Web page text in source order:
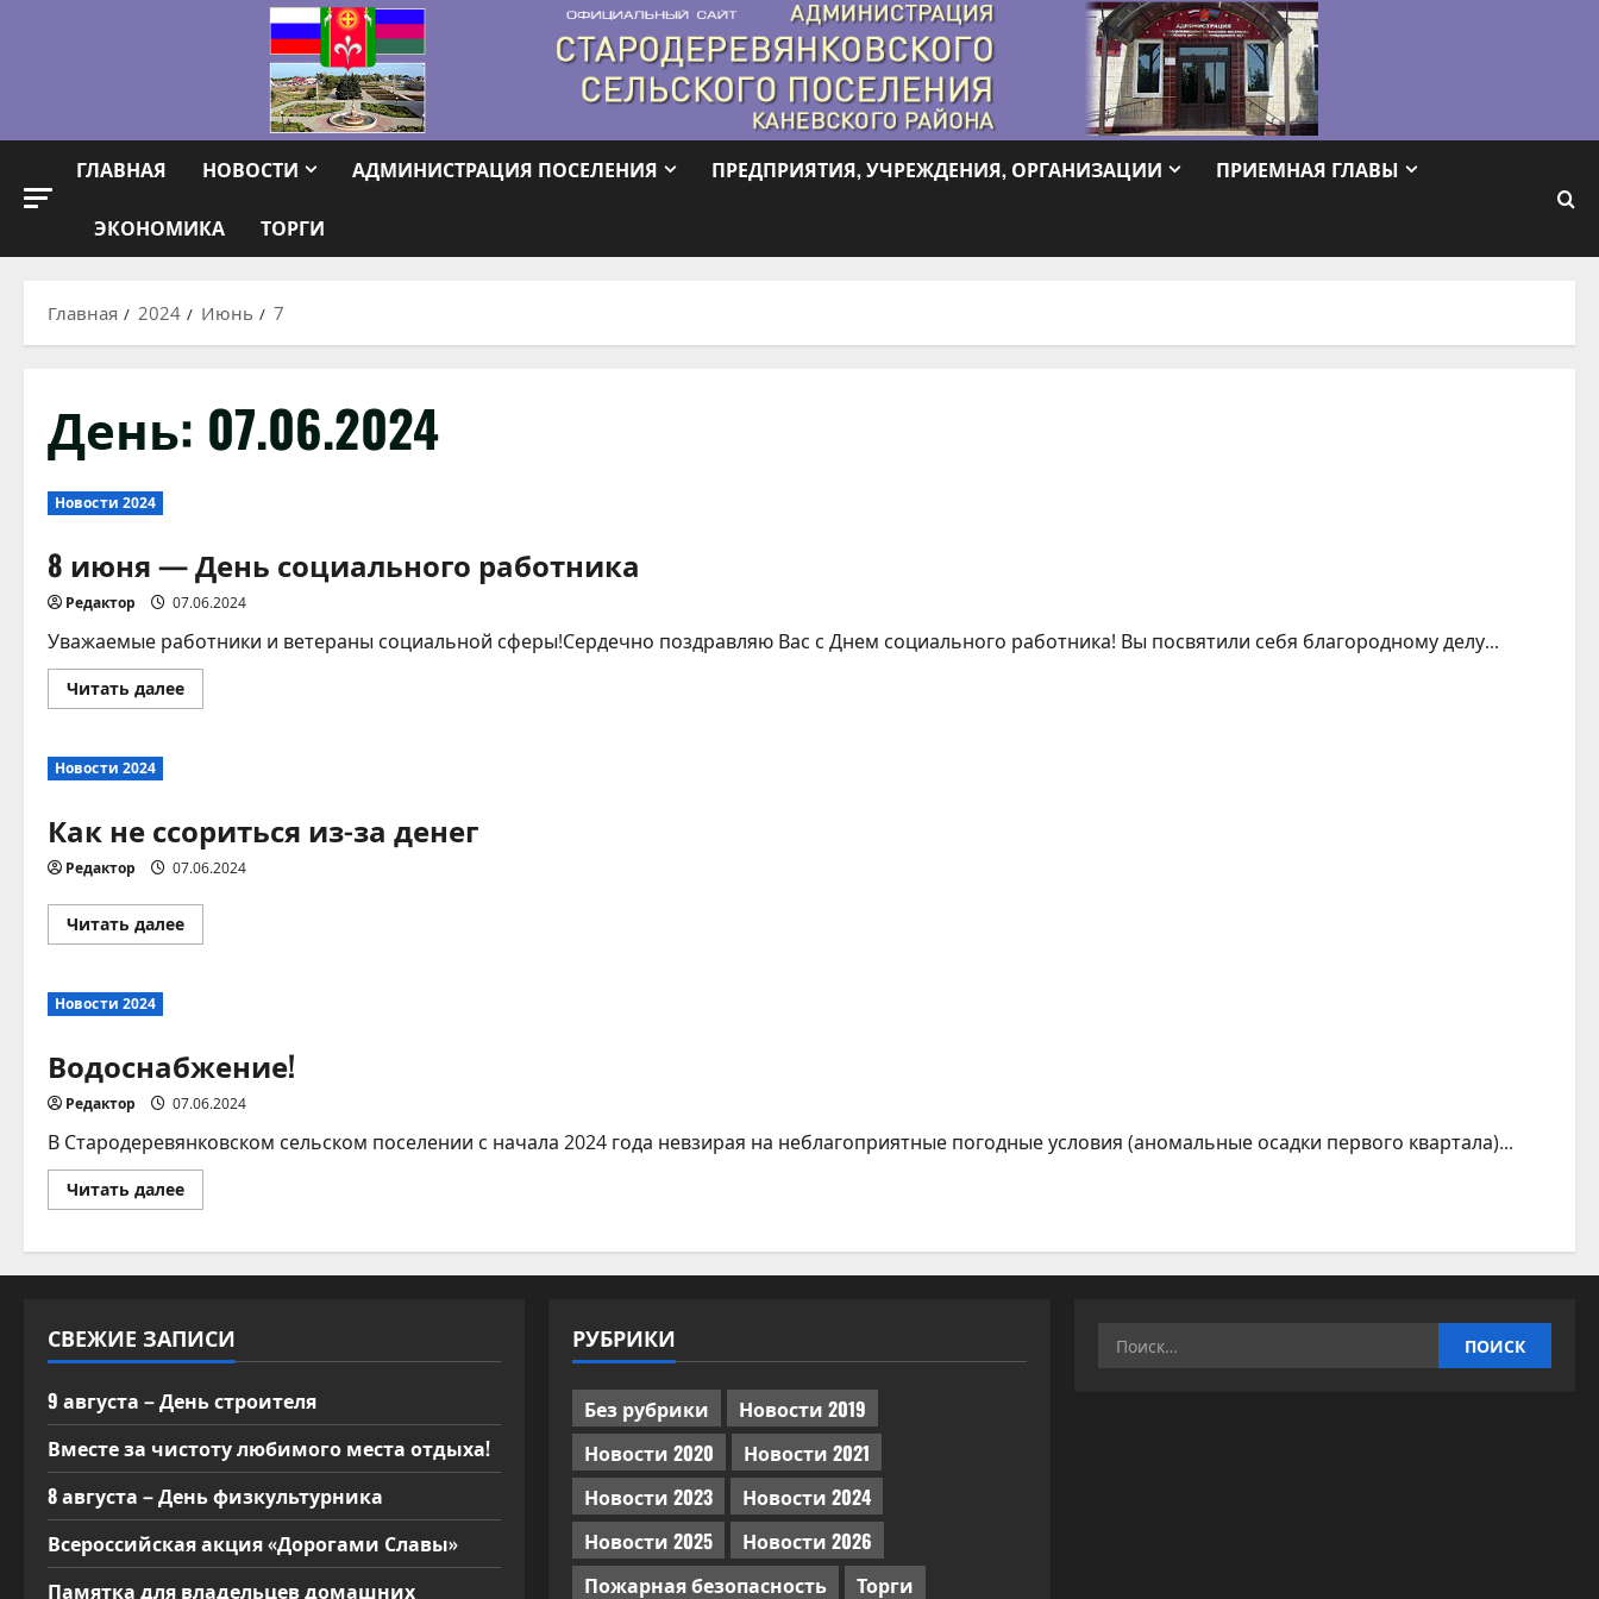
ГЛАВНАЯ НОВОСТИ АДМИНИСТРАЦИЯ ПОСЕЛЕНИЯ ПРЕДПРИЯТИЯ, УЧРЕЖДЕНИЯ, ОРГАНИЗАЦИИ ПРИЕМНАЯ ГЛАВЫ
ЭКОНОМИКА ТОРГИ
Главная 2024 Июнь 7
День: 07.06.2024
Новости 2024
8 июня — День социального работника
Редактор 07.06.2024
Уважаемые работники и ветераны социальной сферы!Сердечно поздравляю Вас с Днем социального работника! Вы посвятили себя благородному делу...
Читать далееПрочитать
больше
Новости 2024
Как не ссориться из-за денег
Редактор 07.06.2024
Читать далееПрочитать
больше
денег
Новости 2024
Водоснабжение!
Редактор 07.06.2024
В Стародеревянковском сельском поселении с начала 2024 года невзирая на неблагоприятные погодные условия (аномальные осадки первого квартала)...
Читать далееПрочитать
больше
СВЕЖИЕ ЗАПИСИ
9 августа – День строителя
Вместе за чистоту любимого места отдыха!
8 августа – День физкультурника
Всероссийская акция «Дорогами Славы»
Памятка для владельцев домашних
РУБРИКИ
Без рубрики
Новости 2019
Новости 2020
Новости 2021
Новости 2023
Новости 2024
Новости 2025
Новости 2026
Пожарная безопасность
Торги
Найти: